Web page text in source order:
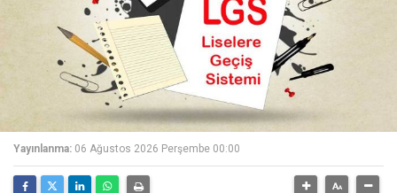
Yayınlanma: 06 Ağustos 2026 Perşembe 00:00